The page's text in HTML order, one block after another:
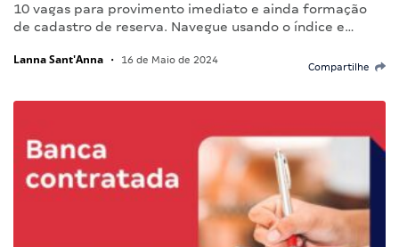
10 vagas para provimento imediato e ainda formação
de cadastro de reserva. Navegue usando o índice e…
Lanna Sant'Anna • 16 de Maio de 2024
Compartilhe